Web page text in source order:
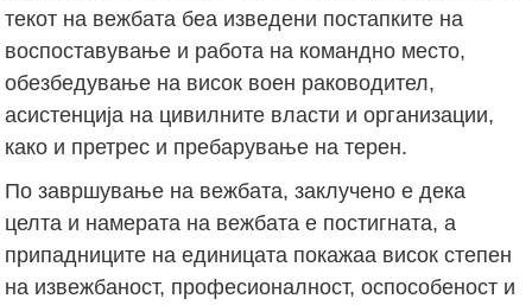
текот на вежбата беа изведени постапките на
воспоставување и работа на командно место,
обезбедување на висок воен раководител,
асистенција на цивилните власти и организации,
како и претрес и пребарување на терен.
По завршување на вежбата, заклучено е дека
целта и намерата на вежбата е постигната, а
припадниците на единицата покажаа висок степен
на извежбаност, професионалност, оспособеност и